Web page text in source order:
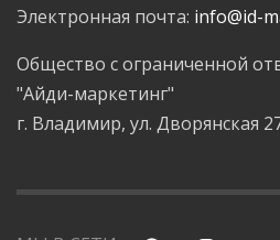
Электронная почта: info@id-
Общество с ограниченной
"Айди-маркетинг"
г. Владимир, ул. Дворянская